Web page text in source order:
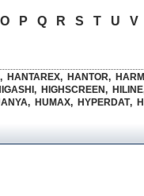
O P Q R S T U V
, HANTAREX, HANTOR,
, HIGHSCREEN, HILINE
, HUMAX, HYPERDAT,